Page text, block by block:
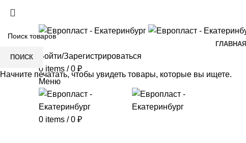
ГЛАВНАЯ
Войти/Зарегистрироваться
0 items / 0 ₽
Меню
0 items / 0 ₽
ПОИСК
Начните печатать, чтобы увидеть товары, которые вы ищете.